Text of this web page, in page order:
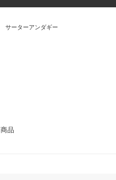
サーターアンダギー
商品